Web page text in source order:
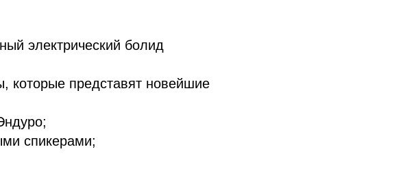
электрический болид
которые представят новейшие
спикерами;